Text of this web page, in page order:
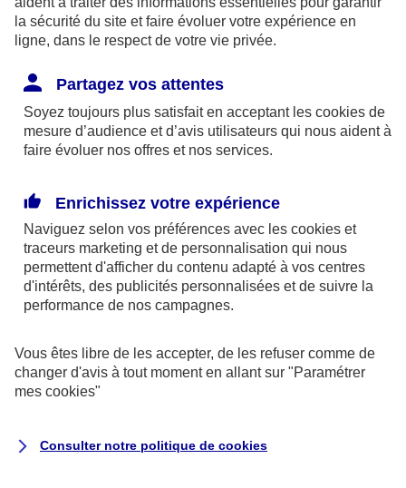
Paris Cedex 09. Le détail des procédures de
recours et de réclamation et les
disponibles sur le site axa.fr.
AXA France IARD et AXA France Vie sont
mandataires exclusifs en opérations de
246 et n°13 005 764 (consultable
surwww.orias.fr)
AXA Assistance France Assurances,
S.A au capital de 51 429 430,40 €,
Siège social :
8-10, rue Paul Vaillant Couturier
la sécurité du site et faire évoluer votre expérience en
ligne, dans le respect de votre vie privée.
Partagez vos attentes
Soyez toujours plus satisfait en acceptant les cookies de
mesure d’audience et d’avis utilisateurs qui nous aident à
faire évoluer nos offres et nos services.
Enrichissez votre expérience
Naviguez selon vos préférences avec les cookies et
traceurs marketing et de personnalisation qui nous
permettent d'afficher du contenu adapté à vos centres
d'intérêts, des publicités personnalisées et de suivre la
performance de nos campagnes.
Vous êtes libre de les accepter, de les refuser comme de
changer d'avis à tout moment en allant sur "Paramétrer
mes cookies"
Consulter notre politique de cookies